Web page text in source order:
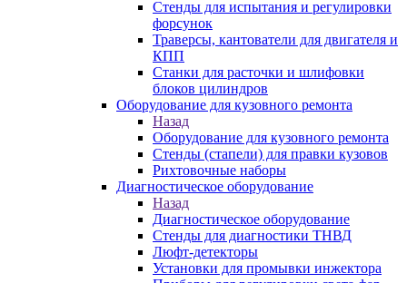
Стенды для испытания и регулировки
форсунок
Траверсы, кантователи для двигателя и
КПП
Станки для расточки и шлифовки
блоков цилиндров
Оборудование для кузовного ремонта
Назад
Оборудование для кузовного ремонта
Стенды (стапели) для правки кузовов
Рихтовочные наборы
Диагностическое оборудование
Назад
Диагностическое оборудование
Стенды для диагностики ТНВД
Люфт-детекторы
Установки для промывки инжектора